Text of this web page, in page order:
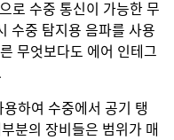
로 수중 통신이 가능한 무
수중 탐지용 음파를 사용
무엇보다도 에어 인테그
하여 수중에서 공기 탱
분의 장비들은 범위가 매